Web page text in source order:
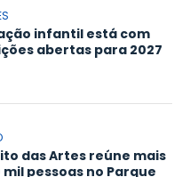
infantil está com
abertas para 2027
das Artes reúne mais
mil pessoas no Parque